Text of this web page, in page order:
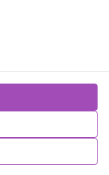
strán